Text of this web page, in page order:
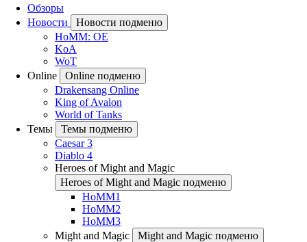
Обзоры
Новости
Новости подменю
HoMM: OE
KoA
WoT
Online
Online подменю
Drakensang Online
King of Avalon
World of Tanks
Темы
Темы подменю
Caesar 3
Diablo 4
Heroes of Might and Magic
Heroes of Might and Magic подменю
HoMM1
HoMM2
HoMM3
Might and Magic
Might and Magic подменю